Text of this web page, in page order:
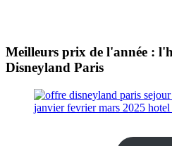
Meilleurs prix de l'année :
Disneyland Paris